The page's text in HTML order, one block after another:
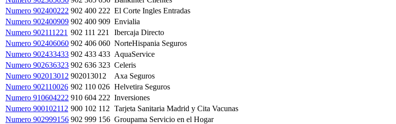
Numero 902400222 902 400 222 El Corte Ingles Entradas
Numero 902400909 902 400 909 Envialia
Numero 902111221 902 111 221
Ibercaja Directo
Numero 902406060 902 406 060 NorteHispania Seguros
Numero 902433433 902 433 433 AquaService
Numero 902636323 902 636 323 Celeris
Numero 902013012 902013012
Axa Seguros
Numero 902110026 902 110 026 Helvetira Seguros
Numero 910604222 910 604 222 Inversiones
Numero 900102112 900 102 112 Tarjeta Sanitaria Madrid y Cita Vacunas
Numero 902999156 902 999 156 Groupama Servicio en el Hogar